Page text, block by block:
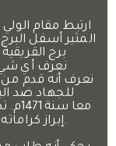
ارتبط مقام
المثير أسفل
برج
نعرف أي
نعرف أنه قدم من
للجهاد ضد
معا
إبراز كراماته التي لم تتوقف طيلة فترة مقامه بأصيلا.